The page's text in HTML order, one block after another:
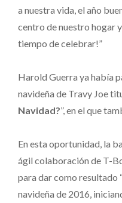
a nuestra vida, el año
centro de nuestro hogar
tiempo de celebrar!”
Harold Guerra ya había
navideña de Travy Joe
Navidad?”, en el que
En esta oportunidad, la
ágil colaboración de T-
para dar como resultado
navideña de 2016,